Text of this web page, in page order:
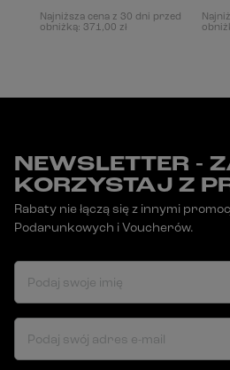
Najniższa cena z 30 dni przed
obniżką: 371,00 zł
NEWSLETTER -
KORZYSTAJ Z
Rabaty nie łączą się z innymi
Podarunkowych i Voucherów.
Podaj swoje imię
Podaj swój adres e-mail